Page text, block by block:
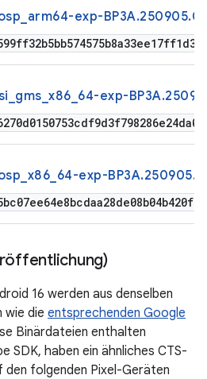
exp-
exp-
exp-
16 werden aus denselben
wie die entsprechenden Google
Binärdateien enthalten
SDK, haben ein ähnliches CTS-
den folgenden Pixel-Geräten